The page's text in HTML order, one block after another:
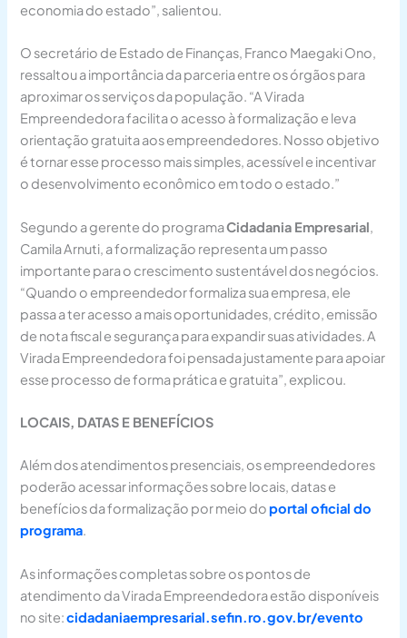
economia do estado”, salientou.
O secretário de Estado de Finanças, Franco Maegaki Ono,
ressaltou a importância da parceria entre os órgãos para
aproximar os serviços da população. “A Virada
Empreendedora facilita o acesso à formalização e leva
orientação gratuita aos empreendedores. Nosso objetivo
é tornar esse processo mais simples, acessível e incentivar
o desenvolvimento econômico em todo o estado.”
Segundo a gerente do programaCidadania Empresarial
Camila Arnuti, a formalização representa um passo
importante para o crescimento sustentável dos negócios.
“Quando o empreendedor formaliza sua empresa, ele
passa a ter acesso a mais oportunidades, crédito, emissão
de nota fiscal e segurança para expandir suas atividades. A
Virada Empreendedora foi pensada justamente para apoiar
esse processo de forma prática e gratuita”, explicou.
LOCAIS, DATAS E BENEFÍCIOS
Além dos atendimentos presenciais, os empreendedores
poderão acessar informações sobre locais, datas e
benefícios da formalização por meio doportal oficial do
programa.
As informações completas sobre os pontos de
atendimento da Virada Empreendedora estão disponíveis
no site:cidadaniaempresarial.sefin.ro.gov.br/evento